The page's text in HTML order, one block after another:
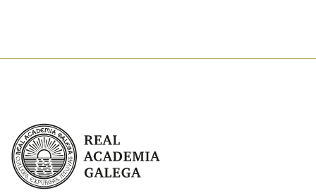
Real Academia Galega